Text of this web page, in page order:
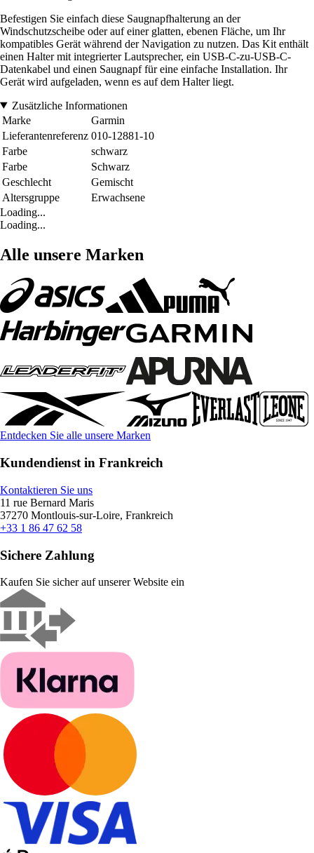
Befestigen Sie einfach diese Saugnapfhalterung an der
Windschutzscheibe oder auf einer glatten, ebenen Fläche, um Ihr
kompatibles Gerät während der Navigation zu nutzen. Das Kit enthält
einen Halter mit integrierter Lautsprecher, ein USB-C-zu-USB-C-
Datenkabel und einen Saugnapf für eine einfache Installation. Ihr
Gerät wird aufgeladen, wenn es auf dem Halter liegt.
Zusätzliche Informationen
Marke
Garmin
Lieferantenreferenz 010-12881-10
Farbe
schwarz
Farbe
Schwarz
Geschlecht
Gemischt
Altersgruppe
Erwachsene
Loading...
Loading...
Alle unsere Marken
Entdecken Sie alle unsere Marken
Kundendienst in Frankreich
Kontaktieren Sie uns
11 rue Bernard Maris
37270 Montlouis-sur-Loire, Frankreich
+33 1 86 47 62 58
Sichere Zahlung
Kaufen Sie sicher auf unserer Website ein